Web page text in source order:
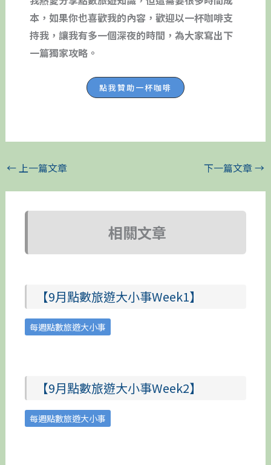
本，如果你也喜歡我的內容，歡迎以一杯咖啡支
持我，讓我有多一個深夜的時間，為大家寫出下
一篇獨家攻略。
點我贊助一杯咖啡
←上一篇文章 下一篇文章→
相關文章
【9月點數旅遊大小事Week1】
每週點數旅遊大小事
【9月點數旅遊大小事Week2】
每週點數旅遊大小事